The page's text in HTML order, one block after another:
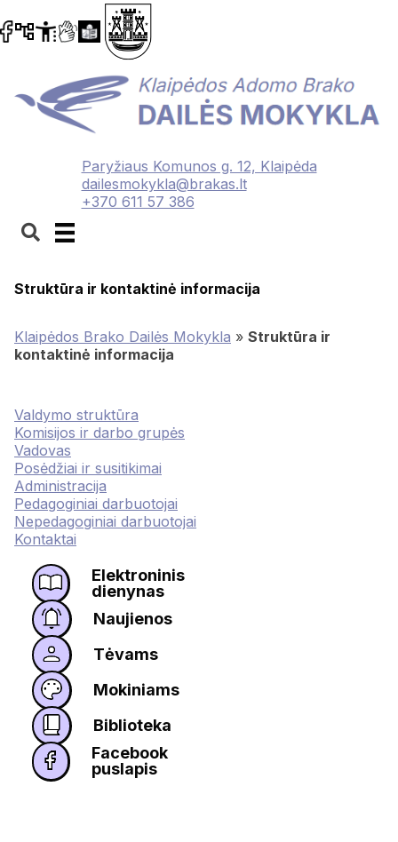
Paryžiaus Komunos g. 12, Klaipėda
dailesmokykla@brakas.lt
+370 611 57 386
Struktūra ir kontaktinė informacija
Klaipėdos Brako Dailės Mokykla » Struktūra ir
kontaktinė informacija
Valdymo struktūra
Komisijos ir darbo grupės
Vadovas
Posėdžiai ir susitikimai
Administracija
Pedagoginiai darbuotojai
Nepedagoginiai darbuotojai
Kontaktai
Elektroninis
dienynas
Naujienos
Tėvams
Mokiniams
Biblioteka
Facebook
puslapis